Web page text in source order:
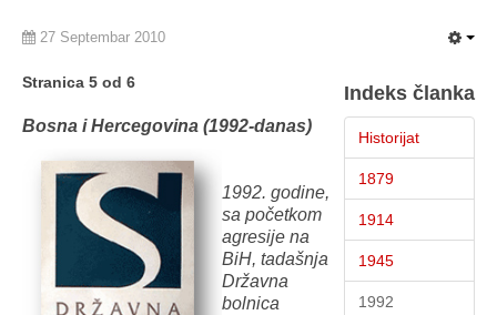
27 Septembar 2010
Indeks članka
Historijat
1879
1914
1945
1992
Stranica 5 od 6
Bosna i Hercegovina (1992-danas)
1992. godine,
sa početkom
agresije na
BiH, tadašnja
Državna
bolnica